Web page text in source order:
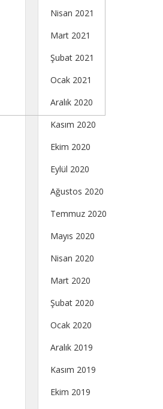
Nisan 2021
Mart 2021
Şubat 2021
Ocak 2021
Aralık 2020
Kasım 2020
Ekim 2020
Eylül 2020
Ağustos 2020
Temmuz 2020
Mayıs 2020
Nisan 2020
Mart 2020
Şubat 2020
Ocak 2020
Aralık 2019
Kasım 2019
Ekim 2019